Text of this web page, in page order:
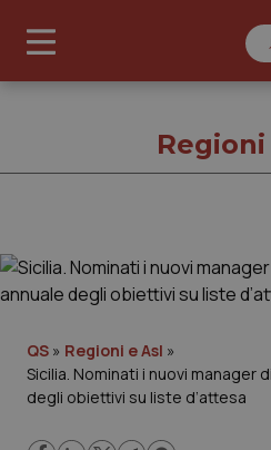
Governo e Parlamento
Regioni e Asl
Regioni
QS » Regioni e Asl »
Sicilia. Nominati i nuovi manager
degli obiettivi su liste d’attesa